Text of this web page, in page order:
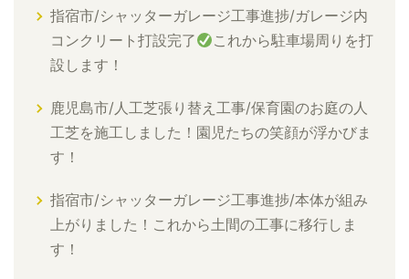
指宿市/シャッターガレージ工事進捗/ガレージ内
コンクリート打設完了
これから駐車場周りを打
設します！
鹿児島市/人工芝張り替え工事/保育園のお庭の人
工芝を施工しました！園児たちの笑顔が浮かびま
す！
指宿市/シャッターガレージ工事進捗/本体が組み
上がりました！これから土間の工事に移行しま
す！